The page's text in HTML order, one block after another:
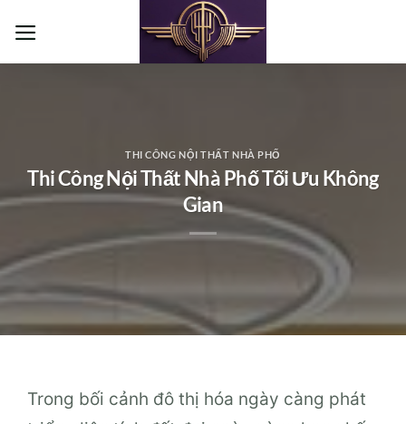
qua
THI CÔNG NỘI THẤT NHÀ PHỐ
Thi Công Nội Thất Nhà Phố Tối Ưu Không
Gian
Trong bối cảnh đô thị hóa ngày càng phát